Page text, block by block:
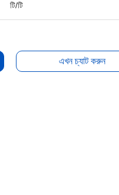
টি/টি
এখন চ্যাট করুন